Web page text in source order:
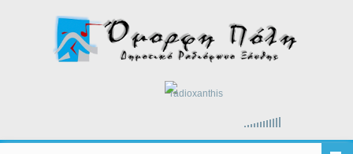
radioxanthis